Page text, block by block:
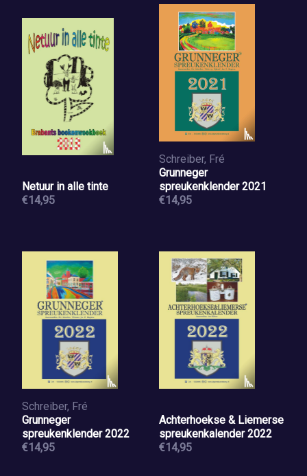
Netuur in alle tinte
€14,95
Schreiber, Fré
Grunneger
spreukenklender 2021
€14,95
Schreiber, Fré
Grunneger
spreukenklender 2022
€14,95
Achterhoekse & Liemerse
spreukenkalender 2022
€14,95